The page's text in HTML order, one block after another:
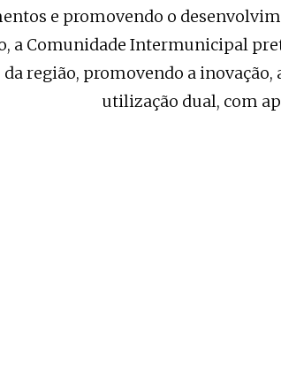
e promovendo o
a Comunidade Intermunicipal
região, promovendo a inovação,
utilização dual, com